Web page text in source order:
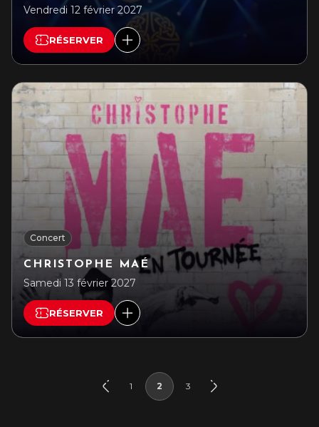
Vendredi 12 février 2027
RÉSERVER
Concert
CHRISTOPHE MAÉ
Samedi 13 février 2027
RÉSERVER
1 2 3